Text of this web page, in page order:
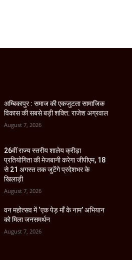
अम्बिकापुर : समाज की एकजुटता सामाजिक
विकास की सबसे बड़ी शक्ति: राजेश अग्रवाल
August 7, 2026
26वीं राज्य स्तरीय शालेय क्रीड़ा
प्रतियोगिता की मेजबानी करेगा जीपीएम, 18
से 21 अगस्त तक जुटेंगे प्रदेशभर के
खिलाड़ी
August 7, 2026
वन महोत्सव में ‘एक पेड़ माँ के नाम’ अभियान
को मिला जनसमर्थन
August 7, 2026